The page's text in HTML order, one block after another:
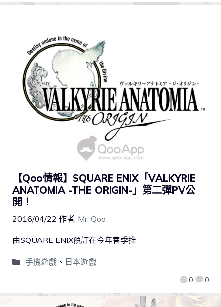
【Qoo情報】SQUARE ENIX「VALKYRIE
ANATOMIA -THE ORIGIN-」第二彈PV公
開！
2016/04/22 作者: Mr. Qoo
0 0
由SQUARE ENIX預訂在今年春季推
手機遊戲、 日本遊戲